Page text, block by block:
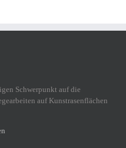
Schwerpunkt auf die
auf Kunstrasenflächen